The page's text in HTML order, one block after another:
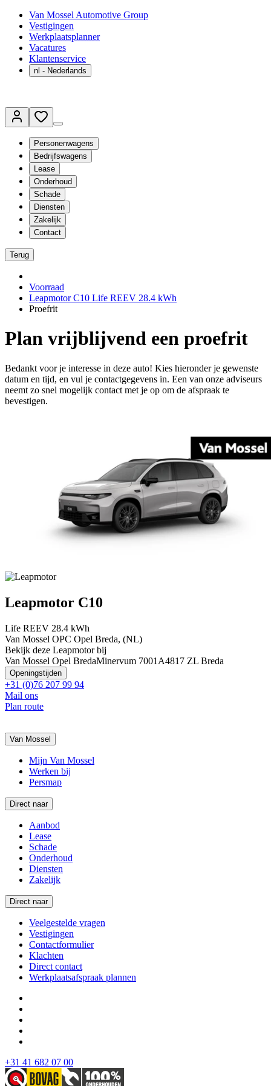
Van Mossel Automotive Group
Vestigingen
Werkplaatsplanner
Vacatures
Klantenservice
nl - Nederlands
Personenwagens
Bedrijfswagens
Lease
Onderhoud
Schade
Diensten
Zakelijk
Contact
Terug
Voorraad
Leapmotor C10 Life REEV 28.4 kWh
Proefrit
Plan vrijblijvend een proefrit
Bedankt voor je interesse in deze auto! Kies hieronder je gewenste
datum en tijd, en vul je contactgegevens in. Een van onze adviseurs
neemt zo snel mogelijk contact met je op om de afspraak te
bevestigen.
Leapmotor C10
Life REEV 28.4 kWh
Van Mossel OPC Opel Breda, (NL)
Bekijk deze Leapmotor bij
Van Mossel Opel BredaMinervum 7001A4817 ZL Breda
Openingstijden
+31 (0)76 207 99 94
Mail ons
Plan route
Van Mossel
Mijn Van Mossel
Werken bij
Persmap
Direct naar
Aanbod
Lease
Schade
Onderhoud
Diensten
Zakelijk
Direct naar
Veelgestelde vragen
Vestigingen
Contactformulier
Klachten
Direct contact
Werkplaatsafspraak plannen
+31 41 682 07 00